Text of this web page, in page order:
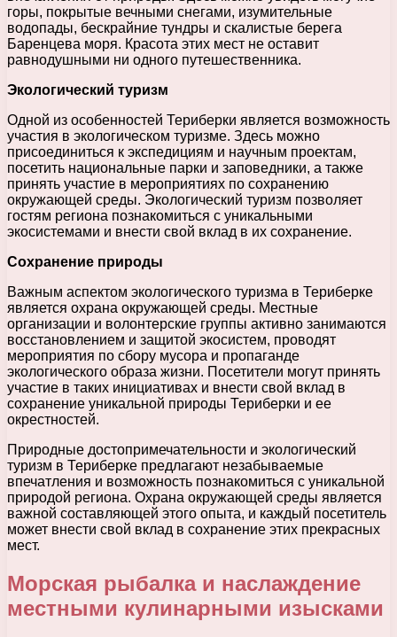
горы, покрытые вечными снегами, изумительные
водопады, бескрайние тундры и скалистые берега
Баренцева моря. Красота этих мест не оставит
равнодушными ни одного путешественника.
Экологический туризм
Одной из особенностей Териберки является возможность
участия в экологическом туризме. Здесь можно
присоединиться к экспедициям и научным проектам,
посетить национальные парки и заповедники, а также
принять участие в мероприятиях по сохранению
окружающей среды. Экологический туризм позволяет
гостям региона познакомиться с уникальными
экосистемами и внести свой вклад в их сохранение.
Сохранение природы
Важным аспектом экологического туризма в Териберке
является охрана окружающей среды. Местные
организации и волонтерские группы активно занимаются
восстановлением и защитой экосистем, проводят
мероприятия по сбору мусора и пропаганде
экологического образа жизни. Посетители могут принять
участие в таких инициативах и внести свой вклад в
сохранение уникальной природы Териберки и ее
окрестностей.
Природные достопримечательности и экологический
туризм в Териберке предлагают незабываемые
впечатления и возможность познакомиться с уникальной
природой региона. Охрана окружающей среды является
важной составляющей этого опыта, и каждый посетитель
может внести свой вклад в сохранение этих прекрасных
мест.
Морская рыбалка и наслаждение
местными кулинарными изысками